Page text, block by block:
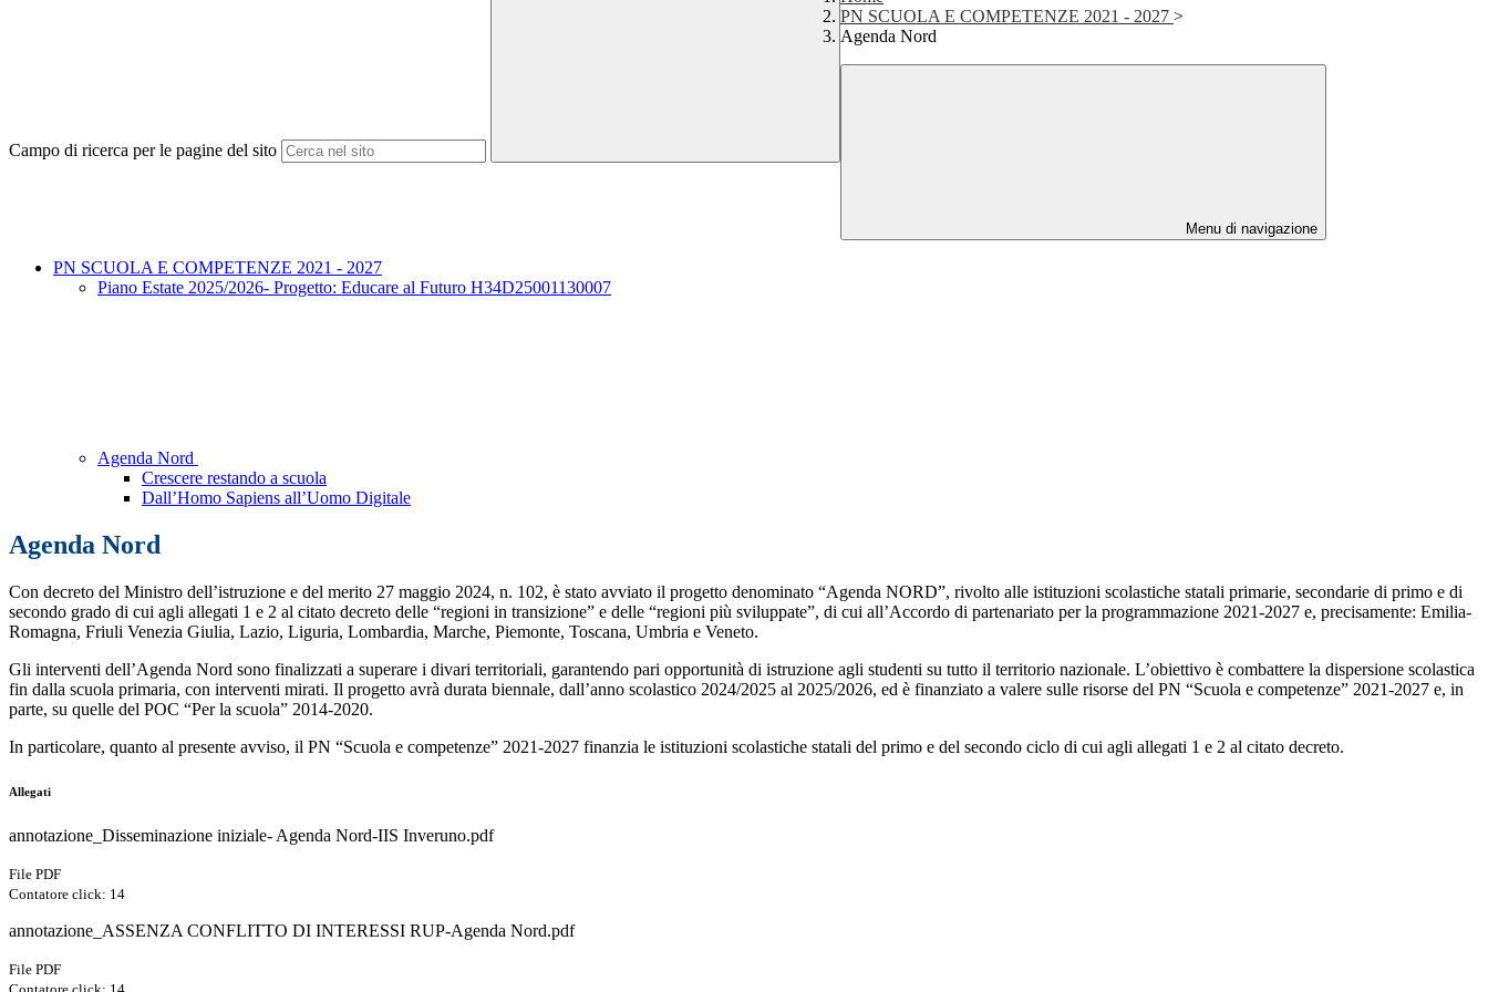
Campo di ricerca per le pagine del sito
PN SCUOLA E COMPETENZE 2021 - 2027 >
Agenda Nord
Menu di navigazione
PN SCUOLA E COMPETENZE 2021 - 2027
Piano Estate 2025/2026- Progetto: Educare al Futuro H34D25001130007
Agenda Nord
Crescere restando a scuola
Dall’Homo Sapiens all’Uomo Digitale
Agenda Nord
Con decreto del Ministro dell’istruzione e del merito 27 maggio 2024, n. 102, è stato avviato il progetto denominato “Agenda NORD”, rivolto alle istituzioni scolastiche statali primarie, secondarie di primo e di
secondo grado di cui agli allegati 1 e 2 al citato decreto delle “regioni in transizione” e delle “regioni più sviluppate”, di cui all’Accordo di partenariato per la programmazione 2021-2027 e, precisamente: Emilia-
Romagna, Friuli Venezia Giulia, Lazio, Liguria, Lombardia, Marche, Piemonte, Toscana, Umbria e Veneto.
Gli interventi dell’Agenda Nord sono finalizzati a superare i divari territoriali, garantendo pari opportunità di istruzione agli studenti su tutto il territorio nazionale. L’obiettivo è combattere la dispersione scolastica
fin dalla scuola primaria, con interventi mirati. Il progetto avrà durata biennale, dall’anno scolastico 2024/2025 al 2025/2026, ed è finanziato a valere sulle risorse del PN “Scuola e competenze” 2021-2027 e, in
parte, su quelle del POC “Per la scuola” 2014-2020.
In particolare, quanto al presente avviso, il PN “Scuola e competenze” 2021-2027 finanzia le istituzioni scolastiche statali del primo e del secondo ciclo di cui agli allegati 1 e 2 al citato decreto.
Allegati
annotazione_Disseminazione iniziale- Agenda Nord-IIS Inveruno.pdf
File PDF
Contatore click: 14
annotazione_ASSENZA CONFLITTO DI INTERESSI RUP-Agenda Nord.pdf
File PDF